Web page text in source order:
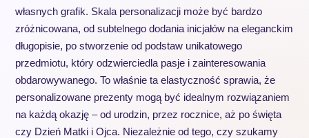
własnych grafik. Skala personalizacji może być bardzo
zróżnicowana, od subtelnego dodania inicjałów na eleganckim
długopisie, po stworzenie od podstaw unikatowego
przedmiotu, który odzwierciedla pasje i zainteresowania
obdarowywanego. To właśnie ta elastyczność sprawia, że
personalizowane prezenty mogą być idealnym rozwiązaniem
na każdą okazję – od urodzin, przez rocznice, aż po święta
czy Dzień Matki i Ojca. Niezależnie od tego, czy szukamy